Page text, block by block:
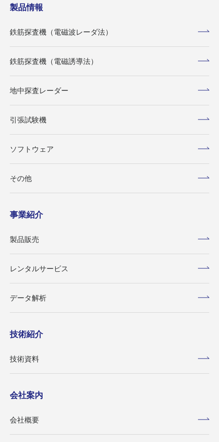
製品情報
鉄筋探査機（電磁波レーダ法）
鉄筋探査機（電磁誘導法）
地中探査レーダー
引張試験機
ソフトウェア
その他
事業紹介
製品販売
レンタルサービス
データ解析
技術紹介
技術資料
会社案内
会社概要